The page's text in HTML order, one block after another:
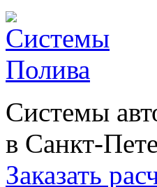
Системы
в Санкт-
Заказать